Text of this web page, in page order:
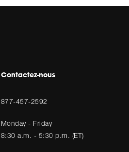
Contactez-nous
877-457-2592
Monday - Friday
8:30 a.m. - 5:30 p.m. (ET)